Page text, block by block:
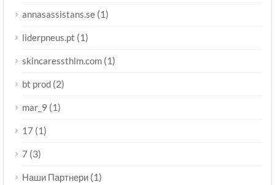
annasassistans.se (1)
liderpneus.pt (1)
skincaressthlm.com (1)
bt prod (2)
mar_9 (1)
17 (1)
7 (3)
Наши Партнери (1)